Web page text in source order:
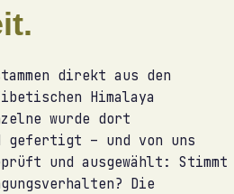
direkt aus den
Himalaya
wurde dort
– und von uns
und ausgewählt: Stimmt
Die